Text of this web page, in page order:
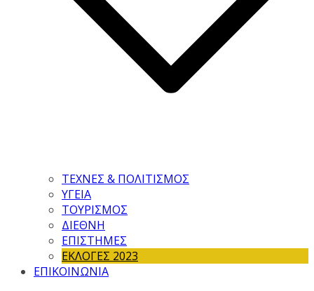
ΤΕΧΝΕΣ & ΠΟΛΙΤΙΣΜΟΣ
ΥΓΕΙΑ
ΤΟΥΡΙΣΜΟΣ
ΔΙΕΘΝΗ
ΕΠΙΣΤΗΜΕΣ
ΕΚΛΟΓΕΣ 2023
ΕΠΙΚΟΙΝΩΝΙΑ